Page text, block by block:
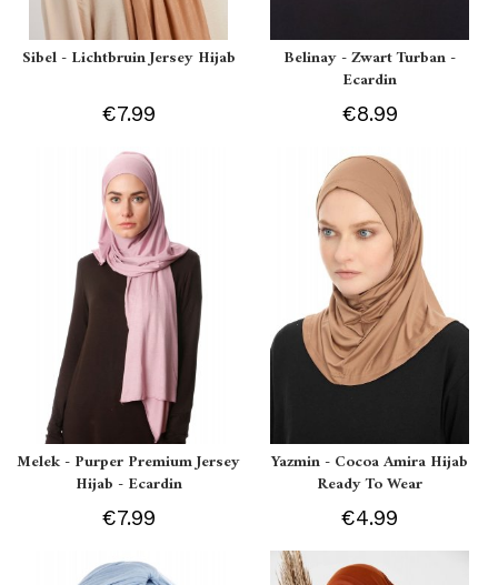
Sibel - Lichtbruin Jersey Hijab
€7.99
Belinay - Zwart Turban -
Ecardin
€8.99
Melek - Purper Premium Jersey
Hijab - Ecardin
€7.99
Yazmin - Cocoa Amira Hijab
Ready To Wear
€4.99